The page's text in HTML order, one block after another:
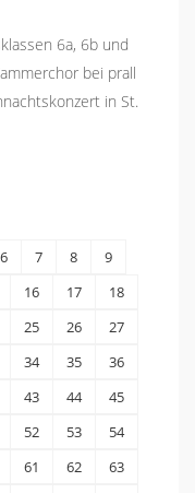
6a, 6b und
bei prall
in St.
6 7 8
9
16 17
18
25 26
27
34 35
36
43 44
45
52 53
54
61 62
63